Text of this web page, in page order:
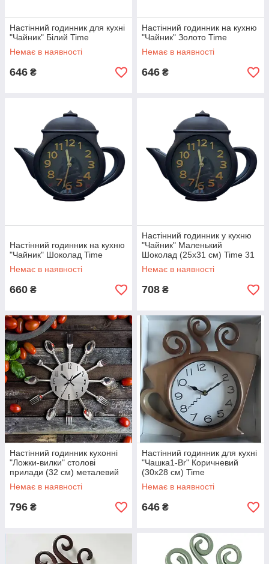
Настінний годинник для кухні
"Чайник" Білий Time
Немає в наявності
646 ₴
Настінний годинник на кухню
"Чайник" Золото Time
Немає в наявності
646 ₴
Настінний годинник на кухню
"Чайник" Шоколад Time
Немає в наявності
660 ₴
Настінний годинник у кухню
"Чайник" Маленький
Шоколад (25х31 см) Time 31
х 37
Немає в наявності
708 ₴
Настінний годинник кухонні
"Ложки-вилки" столові
прилади (32 cм) металевий
Time
Немає в наявності
796 ₴
Настінний годинник для кухні
"Чашка1-Br" Коричневий
(30х28 см) Time
Немає в наявності
646 ₴